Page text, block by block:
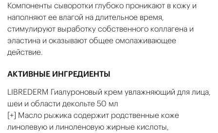
Компоненты сыворотки глубоко проникают в кожу и
наполняют ее влагой на длительное время,
стимулируют выработку собственного коллагена и
эластина и оказывают общее омолаживающее
действие.
АКТИВНЫЕ ИНГРЕДИЕНТЫ
LIBREDERM Гиалуроновый крем увлажняющий для лица,
шеи и области декольте 50 мл
[+] Масло рыжика содержит родственные коже
линолевую и линоленовую жирные кислоты,